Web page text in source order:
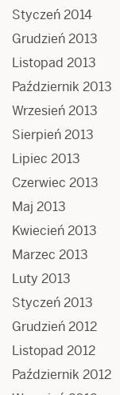
Styczeń 2014
Grudzień 2013
Listopad 2013
Październik 2013
Wrzesień 2013
Sierpień 2013
Lipiec 2013
Czerwiec 2013
Maj 2013
Kwiecień 2013
Marzec 2013
Luty 2013
Styczeń 2013
Grudzień 2012
Listopad 2012
Październik 2012